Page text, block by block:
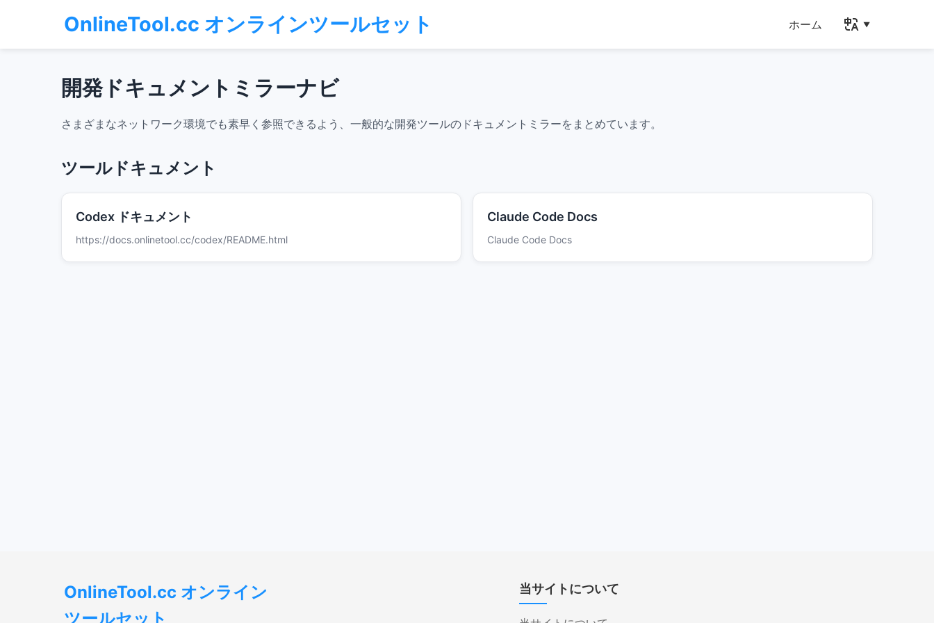
OnlineTool.cc オンラインツールセット ホーム
開発ドキュメントミラーナビ
さまざまなネットワーク環境でも素早く参照できるよう、一般的な開発ツールのドキュメントミラーをまとめています。
ツールドキュメント
Codex ドキュメント
https://docs.onlinetool.cc/codex/README.html
Claude Code Docs
Claude Code Docs
OnlineTool.cc オンライン
ツールセット
当サイトについて